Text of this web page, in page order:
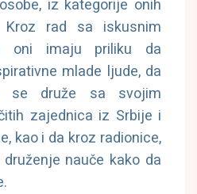
iz kategorije onih
Kroz rad sa iskusnim
oni imaju priliku da
mlade ljude, da
se druže sa svojim
zajednica iz Srbije i
kao i da kroz radionice,
nauče kako da